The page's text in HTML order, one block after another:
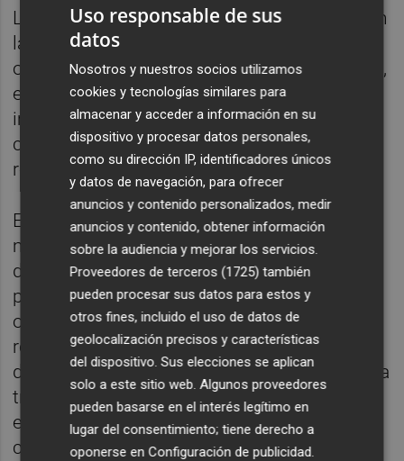
Las actuales tendencias en el sector señalan
la necesidad que tiene el consumidor de
optar por alternativas naturales y saludables,
en una categoría que representa un
importante volumen de ventas, y con una
clara tendencia de consumo hacia los
refrescos libres de azúcar.
En este sentido, la inversión llega en un
momento idóneo propiciando que Malferida
debute en gran consumo con un nuevo
posicionamiento basado en la necesidad de
optar por opciones más saludables, sin
renunciar al placer, promoviendo un modelo
de actuación que apuesta, firmemente, por la
transparencia con el producto, el origen y el
entorno social y siendo responsable con el
cuidado del planeta, con exigencia ética.
Uso responsable de sus
datos
Nosotros y nuestros socios utilizamos
cookies y tecnologías similares para
almacenar y acceder a información en su
dispositivo y procesar datos personales,
como su dirección IP, identificadores únicos
y datos de navegación, para ofrecer
anuncios y contenido personalizados, medir
anuncios y contenido, obtener información
sobre la audiencia y mejorar los servicios.
Proveedores de terceros (1725) también
pueden procesar sus datos para estos y
otros fines, incluido el uso de datos de
geolocalización precisos y características
del dispositivo. Sus elecciones se aplican
solo a este sitio web. Algunos proveedores
pueden basarse en el interés legítimo en
lugar del consentimiento; tiene derecho a
oponerse enConfiguración de publicidad.